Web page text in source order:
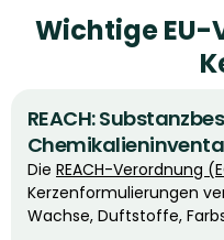
Wichtige
REACH:
Die REACH-Verordnung
Kerzenformulierungen
Wachse, Duftstoffe,